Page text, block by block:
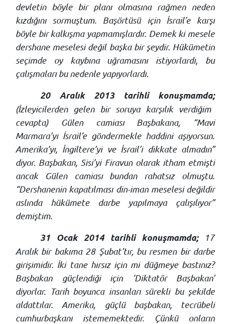
devletin böyle bir planı olmasına rağmen neden
kızdığını sormuştum. Başörtüsü için İsrail’e karşı
böyle bir kalkışma yapmamışlardır. Demek ki mesele
dershane meselesi değil başka bir şeydir. Hükümetin
seçimde oy kaybına uğramasını istiyorlardı, bu
çalışmaları bu nedenle yapıyorlardı.
20 Aralık 2013 tarihli konuşmamda;
(İzleyicilerden gelen bir soruya karşılık verdiğim
cevapta) Gülen camiası Başbakana, “Mavi
Marmara’yı İsrail’e göndermekle haddini aşıyorsun.
Amerika’yı, İngiltere’yi ve İsrail’i dikkate almadın”
diyor. Başbakan, Sisi’yi Firavun olarak itham etmişti
ancak Gülen camiası bundan rahatsız olmuştu.
“Dershanenin kapatılması din-iman meselesi değildir
aslında hükümete darbe yapılmaya çalışılıyor”
demiştim.
31 Ocak 2014 tarihli konuşmamda;
17
Aralık bir bakıma 28 Şubat’tır, bu resmen bir darbe
girişimidir. İki tane hırsız için mi düğmeye bastınız?
Başbakan güçlendiği için ‘Diktatör Başbakan’
diyorlar. Tarih boyunca insanları sürekli bu şekilde
aldattılar. Amerika, güçlü başbakan, tecrübeli
cumhurbaşkanı istememektedir. Çünkü onların